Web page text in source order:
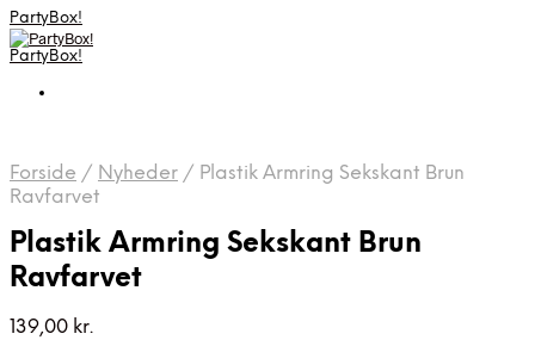
PartyBox!
PartyBox!
Forside / Nyheder / Plastik Armring Sekskant Brun
Ravfarvet
Plastik Armring Sekskant Brun
Ravfarvet
139,00 kr.